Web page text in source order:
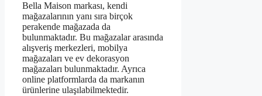
Bella Maison markası, kendi
mağazalarının yanı sıra birçok
perakende mağazada da
bulunmaktadır. Bu mağazalar arasında
alışveriş merkezleri, mobilya
mağazaları ve ev dekorasyon
mağazaları bulunmaktadır. Ayrıca
online platformlarda da markanın
ürünlerine ulaşılabilmektedir.